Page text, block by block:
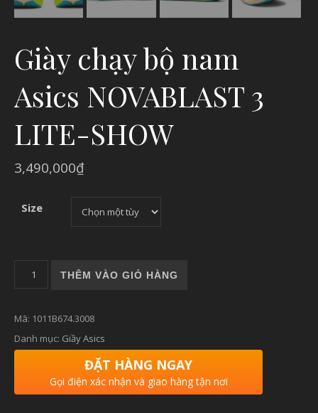
Giày chạy bộ nam
Asics NOVABLAST 3
LITE-SHOW
3,490,000₫
Size
Giày chạy bộ nam Asics NOVABLAST 3 LITE-SHOW số lượng
THÊM VÀO GIỎ HÀNG
Mã: 1011B674.3008
Danh mục: Giầy Asics
ĐẶT HÀNG NGAY
Gọi điện xác nhận và giao hàng tận nơi